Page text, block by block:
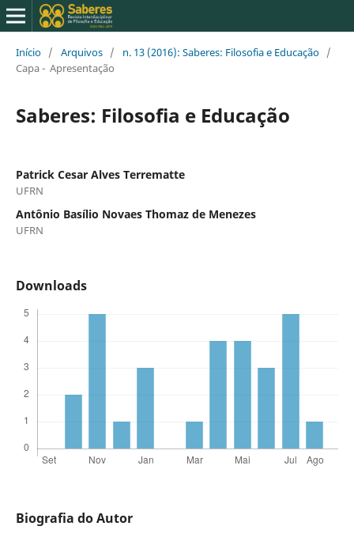
Início / Arquivos / n. 13 (2016): Saberes: Filosofia e Educação /
Capa - Apresentação
Saberes: Filosofia e Educação
Patrick Cesar Alves Terrematte
UFRN
Antônio Basílio Novaes Thomaz de Menezes
UFRN
Downloads
Biografia do Autor